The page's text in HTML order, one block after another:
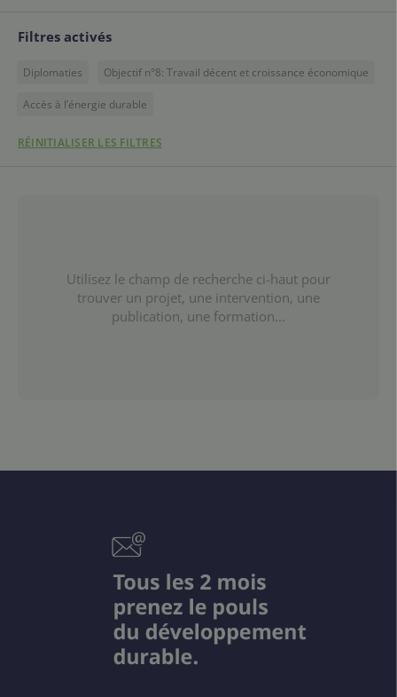
Filtres activés
Diplomaties Objectif n°8: Travail décent et croissance économique
Accès à l’énergie durable
RÉINITIALISER LES FILTRES
Utilisez le champ de recherche ci-haut pour
trouver un projet, une intervention, une
publication, une formation...